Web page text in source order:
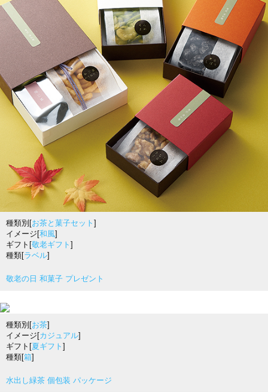
種類別[お茶と菓子セット ]
イメージ[和風]
ギフト[敬老ギフト ]
種類[ラベル]
敬老の日 和菓子 プレゼント
種類別[お茶]
イメージ[カジュアル]
ギフト[夏ギフト ]
種類[箱]
水出し緑茶 個包装 パッケージ